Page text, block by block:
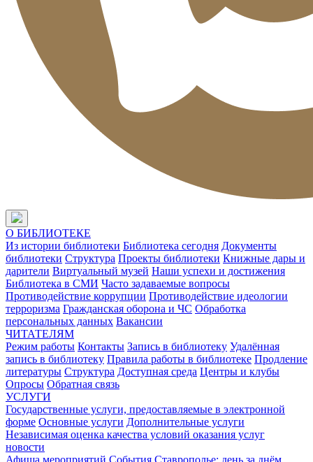
О БИБЛИОТЕКЕ
Из истории библиотеки Библиотека сегодня Документы
библиотеки Структура Проекты библиотеки Книжные дары и
дарители Виртуальный музей Наши успехи и достижения
Библиотека в СМИ Часто задаваемые вопросы
Противодействие коррупции Противодействие идеологии
терроризма Гражданская оборона и ЧС Обработка
персональных данных Вакансии
ЧИТАТЕЛЯМ
Режим работы Контакты Запись в библиотеку Удалённая
запись в библиотеку Правила работы в библиотеке Продление
литературы Структура Доступная среда Центры и клубы
Опросы Обратная связь
УСЛУГИ
Государственные услуги, предоставляемые в электронной
форме Основные услуги Дополнительные услуги
Независимая оценка качества условий оказания услуг
новости
Афиша мероприятий События Ставрополье: день за днём